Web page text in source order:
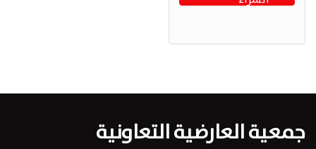
جمعية العارضية التعاونية